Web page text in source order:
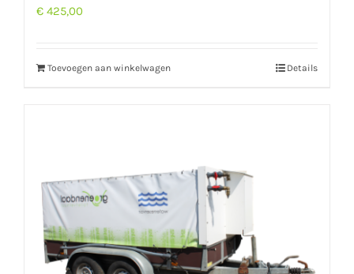
€ 425,00
Toevoegen aan winkelwagen Details